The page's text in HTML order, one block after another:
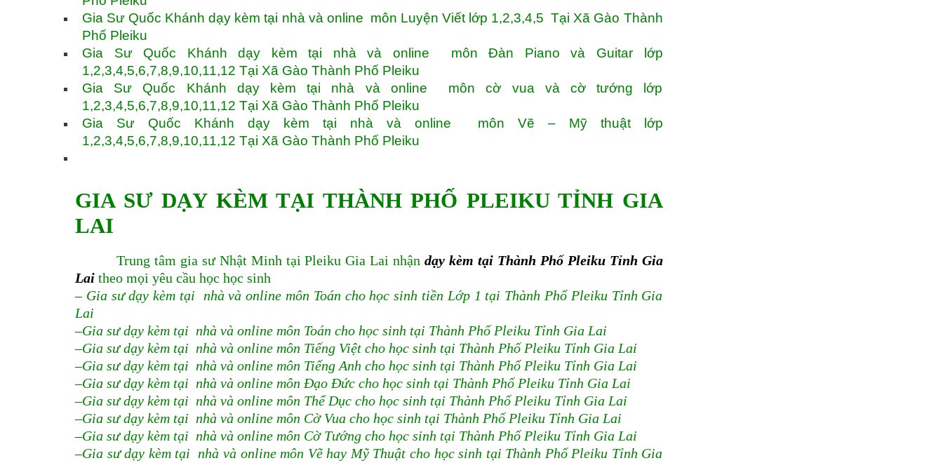
Gia Sư Quốc Khánh dạy kèm tại nhà và online môn Luyện Viết lớp 1,2,3,4,5 Tại Xã Gào Thành
Phố Pleiku
Gia Sư Quốc Khánh dạy kèm tại nhà và online môn Đàn Piano và Guitar lớp
1,2,3,4,5,6,7,8,9,10,11,12 Tại Xã Gào Thành Phố Pleiku
Gia Sư Quốc Khánh dạy kèm tại nhà và online môn cờ vua và cờ tướng lớp
1,2,3,4,5,6,7,8,9,10,11,12 Tại Xã Gào Thành Phố Pleiku
Gia Sư Quốc Khánh dạy kèm tại nhà và online môn Vẽ – Mỹ thuật lớp
1,2,3,4,5,6,7,8,9,10,11,12 Tại Xã Gào Thành Phố Pleiku
GIA SƯ DẠY KÈM TẠI THÀNH PHỐ PLEIKU TỈNH GIA
LAI
Trung tâm gia sư Nhật Minh tại Pleiku Gia Lai nhậndạy kèm tại Thành Phố Pleiku Tỉnh Gia
Lai theo mọi yêu cầu học học sinh
– Gia sư dạy kèm tại nhà và online môn Toán cho học sinh tiền Lớp 1 tại Thành Phố Pleiku Tỉnh Gia
Lai
–Gia sư dạy kèm tại nhà và online môn Toán cho học sinh tại Thành Phố Pleiku Tỉnh Gia Lai
–Gia sư dạy kèm tại nhà và online môn Tiếng Việt cho học sinh tại Thành Phố Pleiku Tỉnh Gia Lai
–Gia sư dạy kèm tại nhà và online môn Tiếng Anh cho học sinh tại Thành Phố Pleiku Tỉnh Gia Lai
–Gia sư dạy kèm tại nhà và online môn Đạo Đức cho học sinh tại Thành Phố Pleiku Tỉnh Gia Lai
–Gia sư dạy kèm tại nhà và online môn Thể Dục cho học sinh tại Thành Phố Pleiku Tỉnh Gia Lai
–Gia sư dạy kèm tại nhà và online môn Cờ Vua cho học sinh tại Thành Phố Pleiku Tỉnh Gia Lai
–Gia sư dạy kèm tại nhà và online môn Cờ Tướng cho học sinh tại Thành Phố Pleiku Tỉnh Gia Lai
–Gia sư dạy kèm tại nhà và online môn Vẽ hay Mỹ Thuật cho học sinh tại Thành Phố Pleiku Tỉnh Gia